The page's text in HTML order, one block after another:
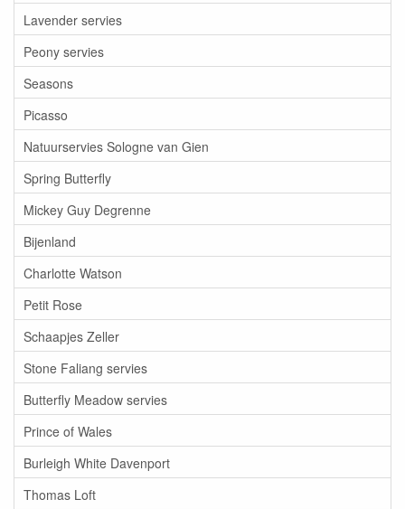
Lavender servies
Peony servies
Seasons
Picasso
Natuurservies Sologne van Gien
Spring Butterfly
Mickey Guy Degrenne
Bijenland
Charlotte Watson
Petit Rose
Schaapjes Zeller
Stone Faliang servies
Butterfly Meadow servies
Prince of Wales
Burleigh White Davenport
Thomas Loft